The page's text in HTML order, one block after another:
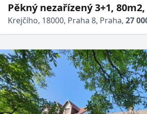
Pěkný nezařízený 3+1,
Krejčího, 18000, Praha 8, Praha, 27